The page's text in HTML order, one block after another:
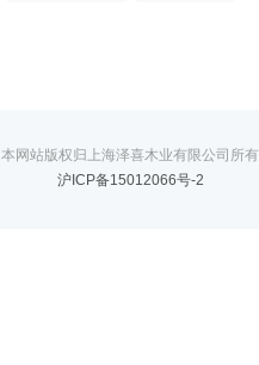
本网站版权归上海泽喜木业有限公司所有
沪ICP备15012066号-2